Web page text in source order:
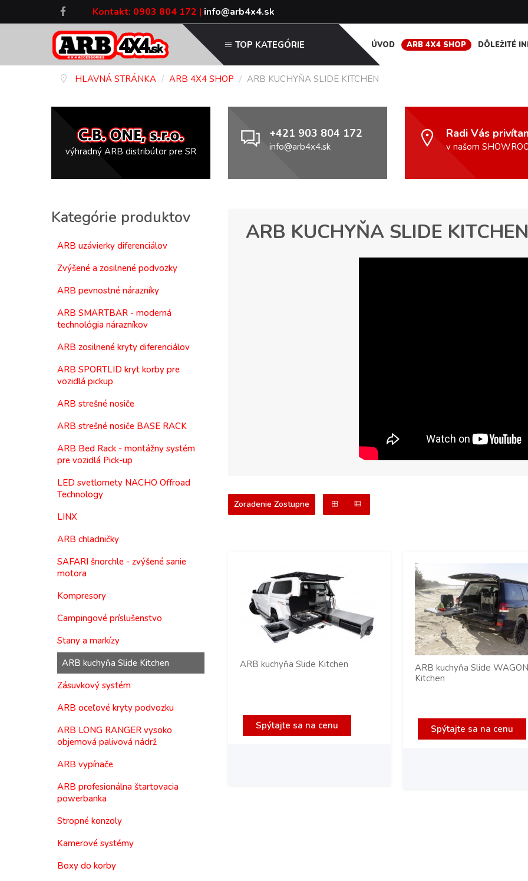
Kontakt: 0903 804 172 |
TOP KATEGÓRIE ÚVOD ARB 4X4 SHOP DÔLEŽITÉ
HLAVNÁ STRÁNKA / ARB 4X4 SHOP / ARB KUCHYŇA SLIDE KITCHEN
výhradný ARB distribútor pre SR
+421 903 804 172
info@arb4x4.sk
Radi Vás
v našom
Kategórie produktov
ARB uzávierky diferenciálov
Zvýšené a zosilnené podvozky
ARB pevnostné nárazníky
ARB SMARTBAR - moderná
technológia nárazníkov
ARB zosilnené kryty diferenciálov
ARB SPORTLID kryt korby pre
vozidlá pickup
ARB strešné nosiče
ARB strešné nosiče BASE RACK
ARB Bed Rack - montážny systém
pre vozidlá Pick-up
LED svetlomety NACHO Offroad
Technology
LINX
ARB chladničky
SAFARI šnorchle - zvýšené sanie
motora
Kompresory
Campingové príslušenstvo
Stany a markízy
ARB kuchyňa Slide Kitchen
Zásuvkový systém
ARB oceľové kryty podvozku
ARB LONG RANGER vysoko
objemová palivová nádrž
ARB vypínače
ARB profesionálna štartovacia
powerbanka
Stropné konzoly
Kamerové systémy
Boxy do korby
ARB KUCHYŇA SLIDE
Zoradenie Zostupne
ARB kuchyňa Slide Kitchen
Spýtajte sa na cenu
ARB kuchyňa Slide
Kitchen
Spýtajte sa na cenu